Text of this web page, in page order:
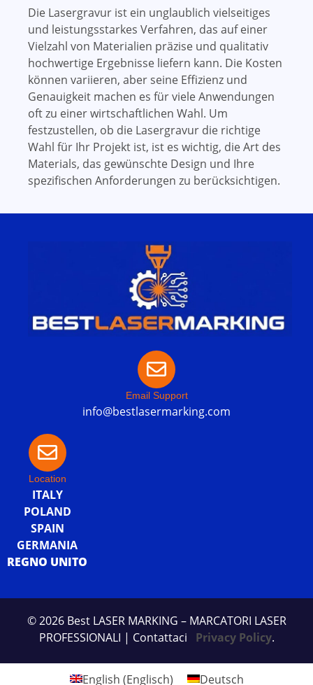
Die Lasergravur ist ein unglaublich vielseitiges
und leistungsstarkes Verfahren, das auf einer
Vielzahl von Materialien präzise und qualitativ
hochwertige Ergebnisse liefern kann. Die Kosten
können variieren, aber seine Effizienz und
Genauigkeit machen es für viele Anwendungen
oft zu einer wirtschaftlichen Wahl. Um
festzustellen, ob die Lasergravur die richtige
Wahl für Ihr Projekt ist, ist es wichtig, die Art des
Materials, das gewünschte Design und Ihre
spezifischen Anforderungen zu berücksichtigen.
Email Support
info@bestlasermarking.com
Location
ITALY
POLAND
SPAIN
GERMANIA
REGNO UNITO
© 2026 Best LASER MARKING – MARCATORI LASER
PROFESSIONALI | Contattaci Privacy Policy.
English (Englisch) Deutsch